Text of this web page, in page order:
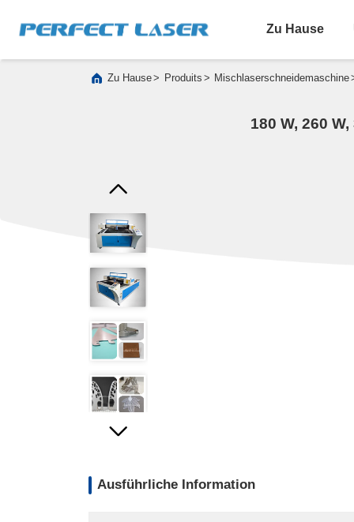
Zu Hause
Zu Hause> Produits > Mischlaserschneidemaschine
180 W, 260
Ausführliche Information